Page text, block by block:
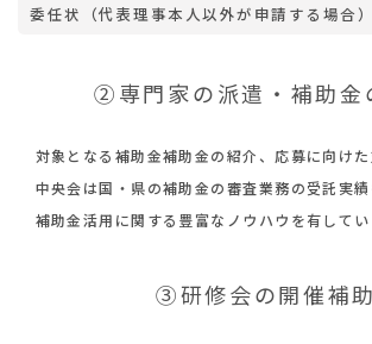
委任状（代表理事本人以外が申請する場合）
➁専門家の派遣・補助金
対象となる補助金補助金の紹介、応募に向けた
中央会は国・県の補助金の審査業務の受託実績
補助金活用に関する豊富なノウハウを有してい
➂研修会の開催補助